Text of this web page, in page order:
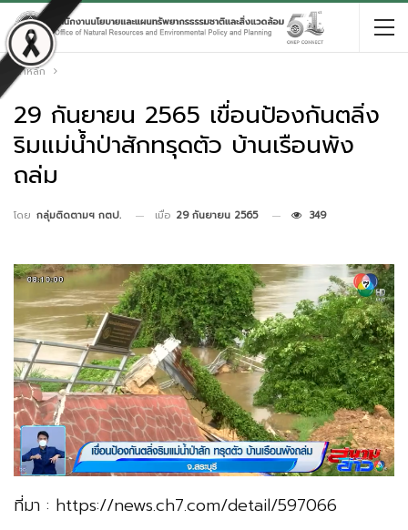
หน้าหลัก
29 กันยายน 2565 เขื่อนป้องกันตลิ่ง
ริมแม่น้ำป่าสักทรุดตัว บ้านเรือนพัง
ถล่ม
โดย กลุ่มติดตามฯ กตป. เมื่อ 29 กันยายน 2565 349
ที่มา : https://news.ch7.com/detail/597066